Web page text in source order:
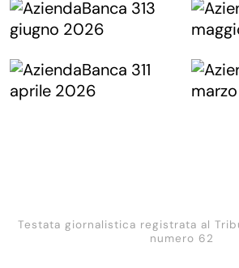
Testata giornalistica registrata al
numero 62